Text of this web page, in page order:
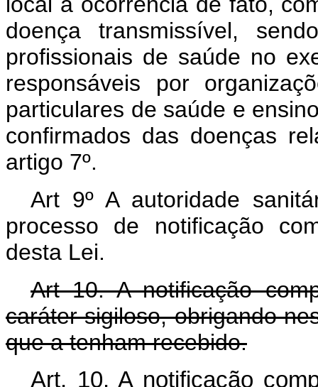
doença transmissível,
profissionais de saúde no
responsáveis por
particulares de saúde e
confirmados das doenças
artigo 7º.
Art 9º A autoridade
processo de notificação
desta Lei.
Art 10. A notificação
caráter sigiloso, obrigando
que a tenham recebido.
Art. 10. A notificação